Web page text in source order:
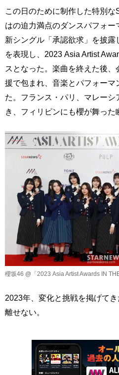
この日のために制作した特別
はの迫力満点のダンスパフォ
新シングル「承認欲求」を披露
を表現し、2023 Asia Artist
スとなった。楽曲を終えた後
援で包まれ、音楽とパフォーマ
た。フランス・パリ、マレー
き、フィリピンにも櫻が舞った
櫻坂46 @「2023 Asia Artist Awards IN
2023年、変化と挑戦を掲げて
離せない。